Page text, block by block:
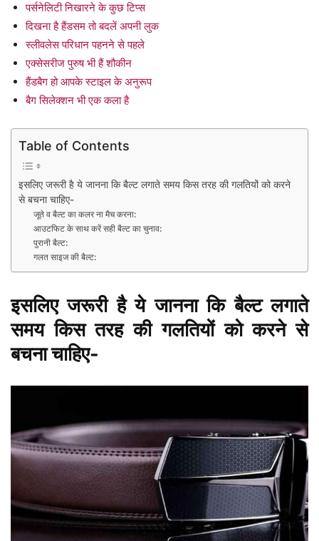
पर्सनेलिटी निखारने के कुछ टिप्स
दिखना है हैंडसम तो बदलें अपनी लुक
स्लीवलेस परिधान पहनने से पहले
एक्सेसरीज पुरुष भी हैं शौकीन
हैंडबैग हो आपके स्टाइल के अनुरूप
बैग सिलेक्शन भी एक कला है
Table of Contents
इसलिए जरूरी है ये जानना कि बैल्ट लगाते समय किस तरह की गलतियों को करने
से बचना चाहिए-
जूते व बैल्ट का कलर ना मैच करना:
आउटफिट के साथ करें सही बैल्ट का चुनाव:
पुरानी बैल्ट:
गलत साइज की बैल्ट:
इसलिए जरूरी है ये जानना कि बैल्ट लगाते
समय किस तरह की गलतियों को करने से
बचना चाहिए-